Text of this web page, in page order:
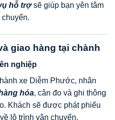
hỗ trợsẽ giúp bạn yên tâm
giao hàng tại chành
nghiệp
xe Diễm Phước, nhân
hóa, cân đo và ghi thông
Khách sẽ được phát phiếu
lộ trình vận chuyển.